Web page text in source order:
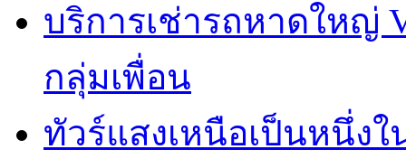
บริการเช่ารถหาดใหญ่
กลุ่มเพื่อน
ทัวร์แสงเหนือเป็นหนึ่ง